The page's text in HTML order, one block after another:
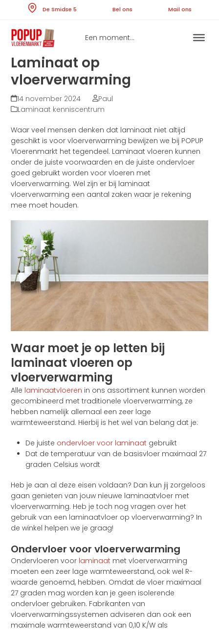
content
De Smidse 5
Een moment...
Laminaat op
vloerverwarming
14 november 2024
Paul
Laminaat kenniscentrum
Waar veel mensen denken dat laminaat niet altijd
geschikt is voor vloerverwarming bewijzen we bij POPUP
Vloerenmarkt het tegendeel. Laminaat vloeren kunnen
onder de juiste voorwaarden en de juiste ondervloer
goed gebruikt worden voor vloeren met
vloerverwarming. Wel zijn er bij laminaat
vloerverwarming een aantal zaken waar je rekening
mee moet houden.
Waar moet je op letten bij
laminaat vloeren op
vloerverwarming
Alle laminaatvloeren in ons assortiment kunnen worden
gecombineerd met traditionele vloerverwarming, ze
hebben namelijk allemaal een zeer lage
warmteweerstand. Hierbij is het wel van belang dat je:
De juiste ondervloer voor laminaat gebruikt
Dat de temperatuur van de basisvloer maximaal 27
graden Celsius wordt
Heb je aan al deze eisen voldaan? Dan kun jij zorgeloos
gaan genieten van jouw nieuwe laminaatvloer met
vloerverwarming. Heb je toch nog vragen over het
gebruik van een laminaatvloer op vloerverwarming? In
de winkel helpen we je graag!
Ondervloer voor vloerverwarming
Ondervloeren voor laminaat met vloerverwarming
moeten een zeer lage warmteweerstand, ook wel R-
waarde genoemd, hebben. Omdat de vloer maximaal
27 graden mag worden kan je geen isolerende
ondervloer gebruiken. Fabrikanten van
vloerverwarmingssystemen adviseren dan ook een
maximale warmteweerstand van 0,10 K/W als